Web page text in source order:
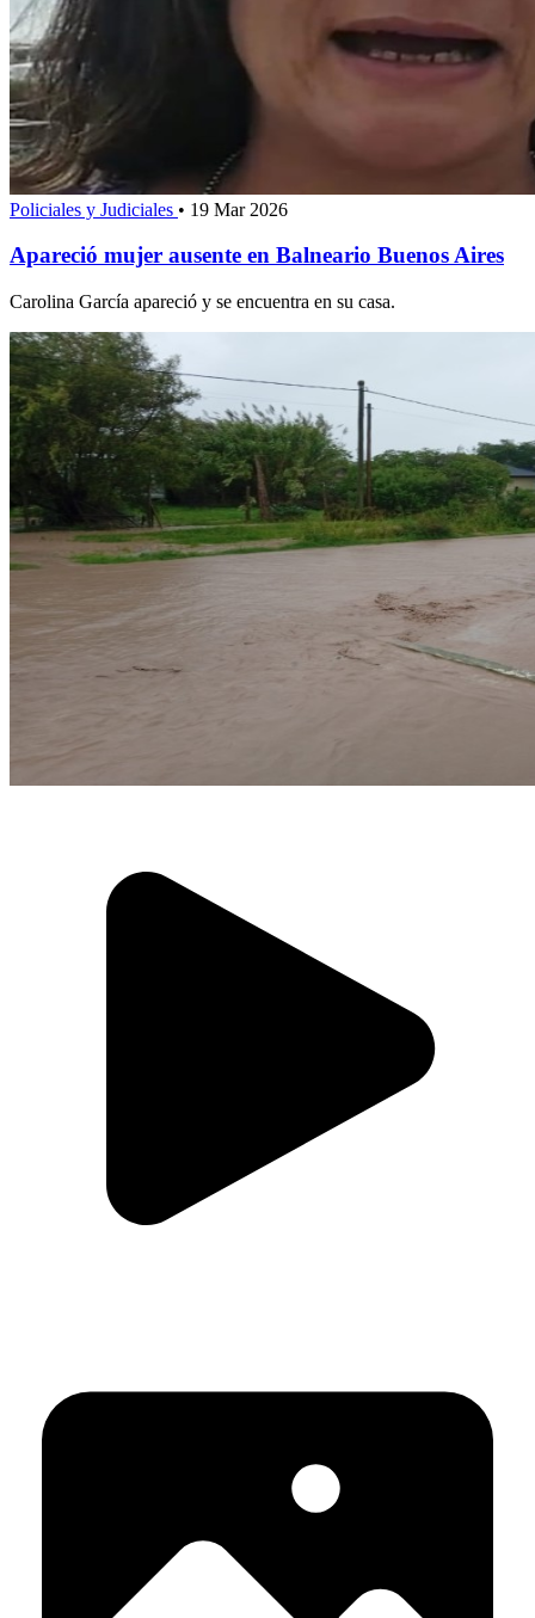
Policiales y Judiciales • 19 Mar 2026
Apareció mujer ausente en Balneario Buenos Aires
Carolina García apareció y se encuentra en su casa.